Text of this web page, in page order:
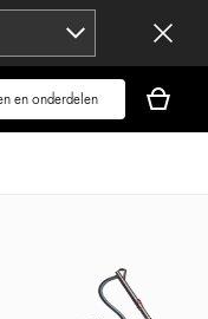
is